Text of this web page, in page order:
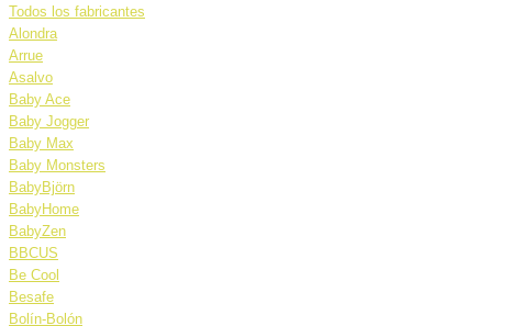
Todos los fabricantes
Alondra
Arrue
Asalvo
Baby Ace
Baby Jogger
Baby Max
Baby Monsters
BabyBjörn
BabyHome
BabyZen
BBCUS
Be Cool
Besafe
Bolín-Bolón